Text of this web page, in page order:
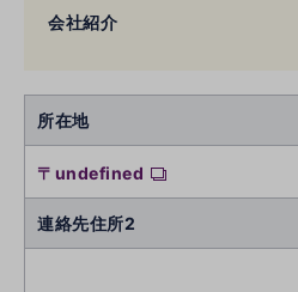
会社紹介
所在地
〒undefined
連絡先住所2